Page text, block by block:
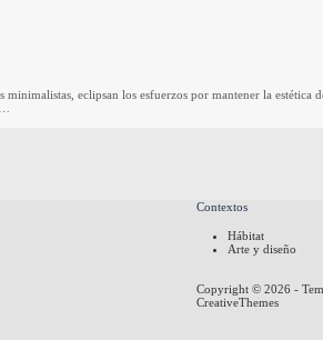
eclipsan los esfuerzos por mantener la estética
Contextos
Hábitat
Arte y diseño
Copyright © 2026 -
CreativeThemes